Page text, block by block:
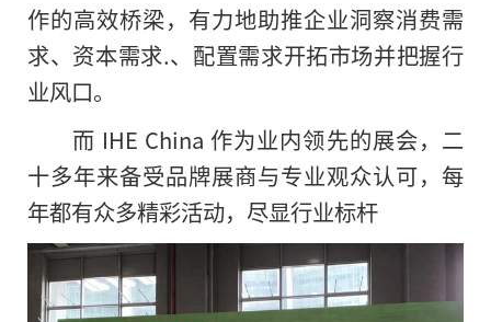
作的高效桥梁，有力地助推企业洞察消费需
求、资本需求.、配置需求开拓市场并把握行
业风口。
而 IHE China 作为业内领先的展会， 二
十多年来备受品牌展商与专业观众认可，每
年都有众多精彩活动，尽显行业标杆